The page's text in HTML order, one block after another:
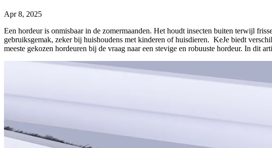
Apr 8, 2025
Een hordeur is onmisbaar in de zomermaanden. Het houdt insecten buiten terwijl
gebruiksgemak, zeker bij huishoudens met kinderen of huisdieren. KeJe biedt
meeste gekozen hordeuren bij de vraag naar een stevige en robuuste hordeur. In dit